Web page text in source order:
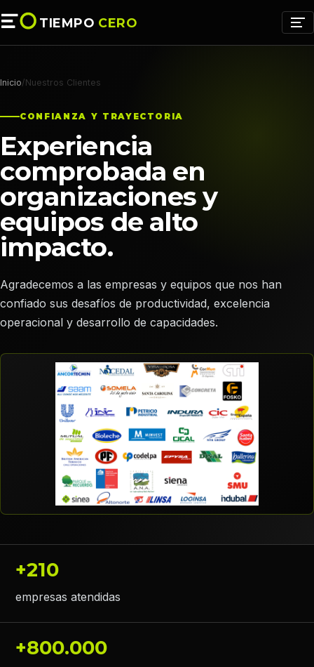
TIEMPO CERO
Inicio/Nuestros Clientes
CONFIANZA Y TRAYECTORIA
Experiencia
comprobada en
organizaciones y
equipos de alto
impacto.
Agradecemos a las empresas y equipos que nos han
confiado sus desafíos de productividad, excelencia
operacional y desarrollo de capacidades.
+210
empresas atendidas
+800.000